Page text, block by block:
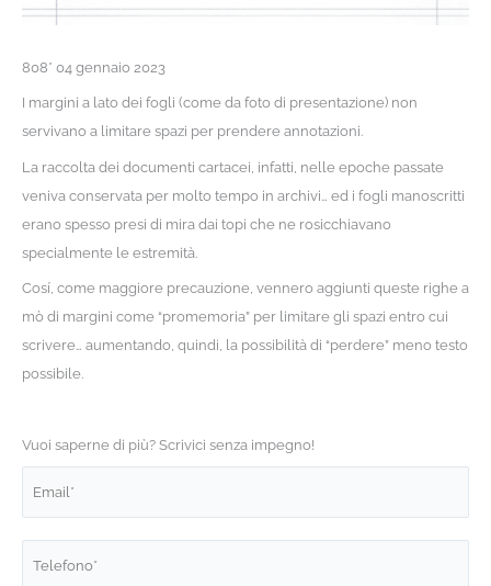
808* 04 gennaio 2023
I margini a lato dei fogli (come da foto di presentazione) non
servivano a limitare spazi per prendere annotazioni.
La raccolta dei documenti cartacei, infatti, nelle epoche passate
veniva conservata per molto tempo in archivi… ed i fogli manoscritti
erano spesso presi di mira dai topi che ne rosicchiavano
specialmente le estremità.
Cosí, come maggiore precauzione, vennero aggiunti queste righe a
mò di margini come “promemoria” per limitare gli spazi entro cui
scrivere… aumentando, quindi, la possibilità di “perdere” meno testo
possibile.
Vuoi saperne di più? Scrivici senza impegno!